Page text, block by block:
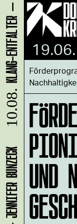
UND
10.08.